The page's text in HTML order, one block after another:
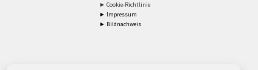
► Cookie-Richtlinie
► Impressum
► Bildnachweis